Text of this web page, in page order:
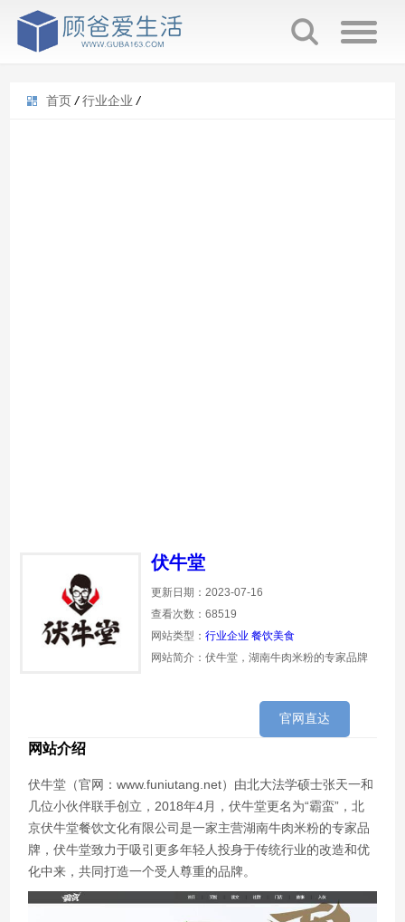
首页 / 行业企业 /
伏牛堂
更新日期：2023-07-16
查看次数：68519
网站类型：行业企业 餐饮美食
网站简介：伏牛堂，湖南牛肉米粉的专家品牌
官网直达
网站介绍
伏牛堂（官网：www.funiutang.net）由北大法学硕士张天一和
几位小伙伴联手创立，2018年4月，伏牛堂更名为“霸蛮”，北
京伏牛堂餐饮文化有限公司是一家主营湖南牛肉米粉的专家品
牌，伏牛堂致力于吸引更多年轻人投身于传统行业的改造和优
化中来，共同打造一个受人尊重的品牌。